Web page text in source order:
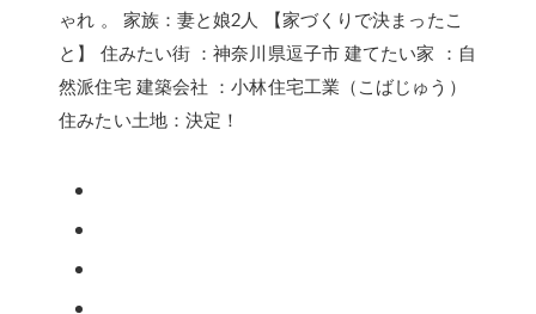
ゃれ 。 家族：妻と娘2人 【家づくりで決まったこ
と】 住みたい街 ：神奈川県逗子市 建てたい家 ：自
然派住宅 建築会社 ：小林住宅工業（こばじゅう）
住みたい土地：決定！